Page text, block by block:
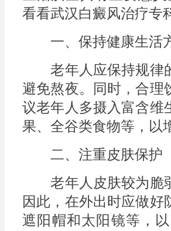
看看武汉白癜风治疗专
一、保持健康生活
老年人应保持规律的
避免熬夜。同时，合理
议老年人多摄入富含维
果、全谷类食物等，以
二、注重皮肤保护
老年人皮肤较为脆弱
因此，在外出时应做好
遮阳帽和太阳镜等，